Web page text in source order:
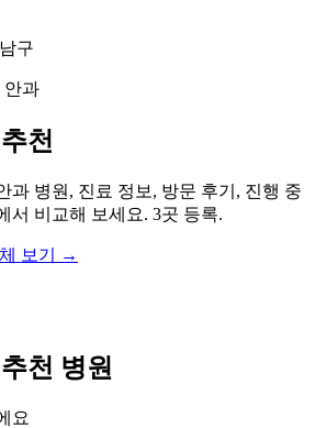
구
안과
천
과 병원, 진료 정보, 방문 후기, 진행 중
서 비교해 보세요. 3곳 등록.
보기
→
천 병원
요